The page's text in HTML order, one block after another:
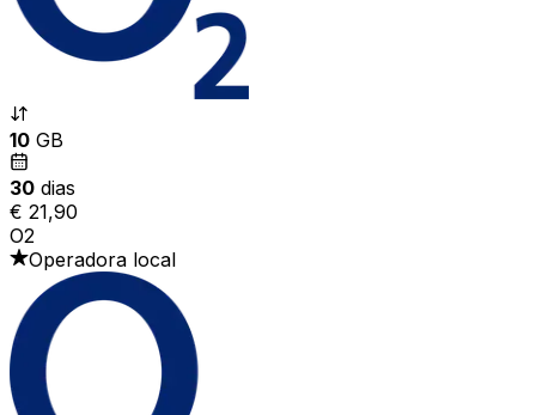
10 GB
30 dias
€ 21,90
O2
Operadora local